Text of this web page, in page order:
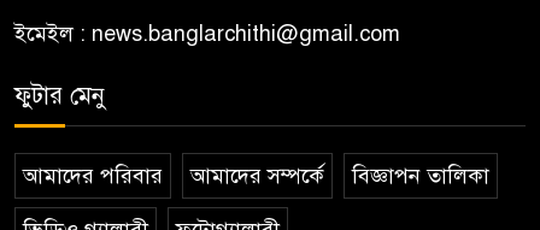
ইমেইল : news.banglarchithi@gmail.com
ফুটার মেনু
আমাদের পরিবার আমাদের সম্পর্কে বিজ্ঞাপন তালিকা